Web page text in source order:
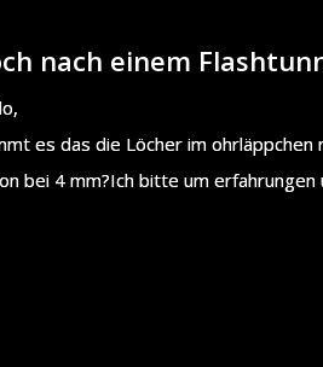
nach einem
es das die Löcher im ohrläppchen
bei 4 mm?Ich bitte um